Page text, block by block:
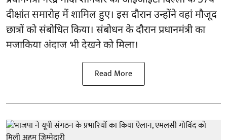
दीक्षांत समारोह में शामिल हुए। इस दौरान उन्होंने वहां मौजूद
छात्रों को संबोधित किया। संबोधन के दौरान प्रधानमंत्री का
मजाकिया अंदाज भी देखने को मिला।
Read More